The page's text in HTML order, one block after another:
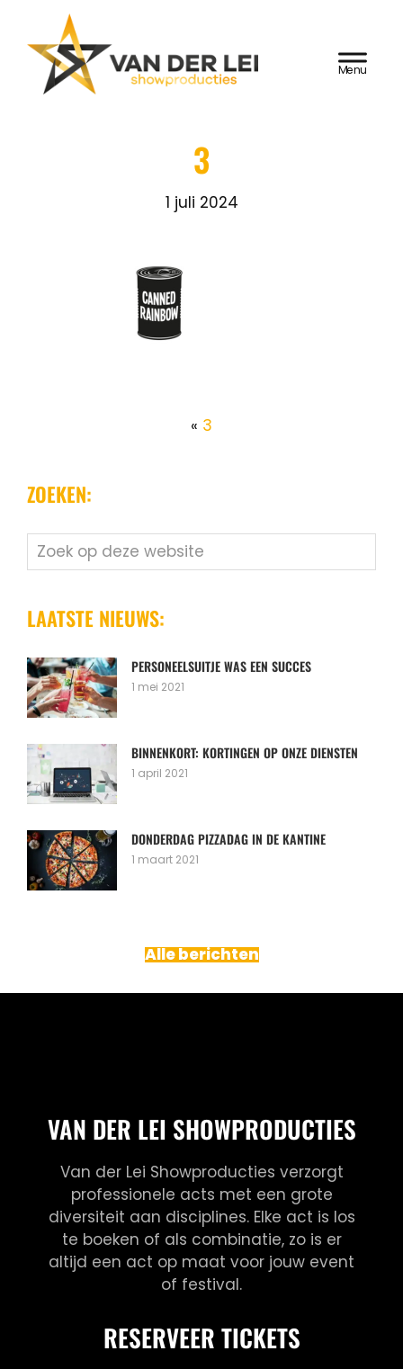
Door
naar
de
hoofd
inhoud
Van der Lei
Showproducties
HEADER
RECHTS
3
1 juli 2024
« 3
ZOEKEN:
Zoek
op
website
LAATSTE NIEUWS:
PERSONEELSUITJE WAS EEN SUCCES
1 mei 2021
BINNENKORT: KORTINGEN OP ONZE DIENSTEN
1 april 2021
DONDERDAG PIZZADAG IN DE KANTINE
1 maart 2021
Alle berichten
VAN DER LEI SHOWPRODUCTIES
Van der Lei Showproducties verzorgt
professionele acts met een grote
diversiteit aan disciplines. Elke act is los
te boeken of als combinatie, zo is er
altijd een act op maat voor jouw event
of festival.
RESERVEER TICKETS